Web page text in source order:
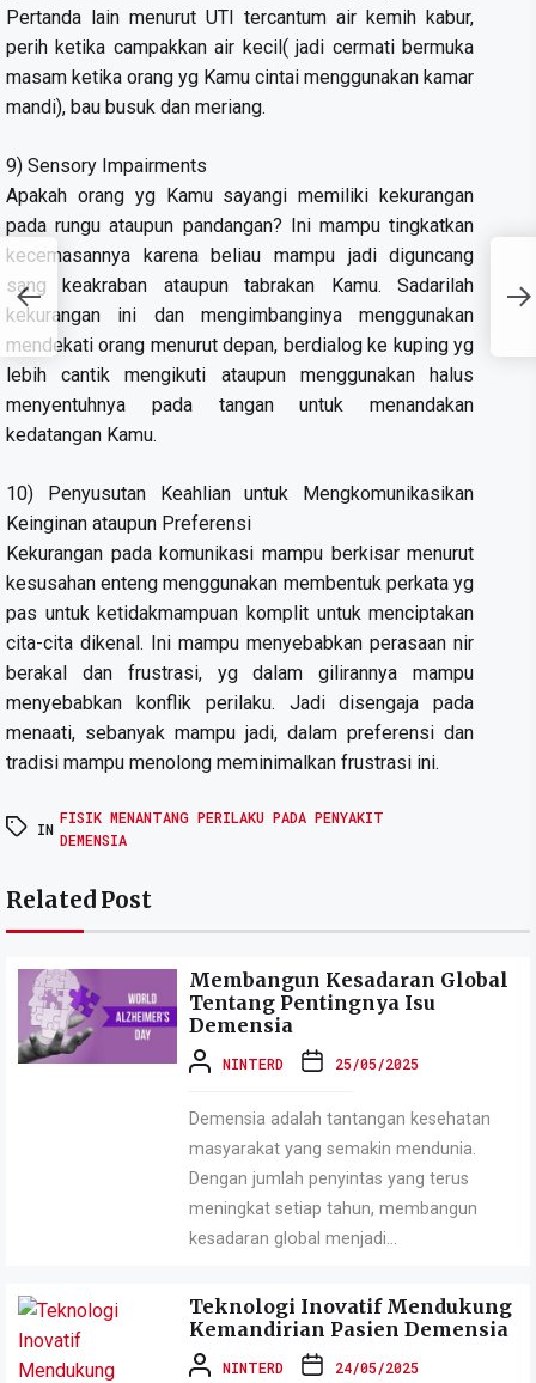
Pertanda lain menurut UTI tercantum air kemih kabur,
perih ketika campakkan air kecil( jadi cermati bermuka
masam ketika orang yg Kamu cintai menggunakan kamar
mandi), bau busuk dan meriang.
9) Sensory Impairments
Apakah orang yg Kamu sayangi memiliki kekurangan
pada rungu ataupun pandangan? Ini mampu tingkatkan
kecemasannya karena beliau mampu jadi diguncang
sang keakraban ataupun tabrakan Kamu. Sadarilah
kekurangan ini dan mengimbanginya menggunakan
mendekati orang menurut depan, berdialog ke kuping yg
lebih cantik mengikuti ataupun menggunakan halus
menyentuhnya pada tangan untuk menandakan
kedatangan Kamu.
10) Penyusutan Keahlian untuk Mengkomunikasikan
Keinginan ataupun Preferensi
Kekurangan pada komunikasi mampu berkisar menurut
kesusahan enteng menggunakan membentuk perkata yg
pas untuk ketidakmampuan komplit untuk menciptakan
cita-cita dikenal. Ini mampu menyebabkan perasaan nir
berakal dan frustrasi, yg dalam gilirannya mampu
menyebabkan konflik perilaku. Jadi disengaja pada
menaati, sebanyak mampu jadi, dalam preferensi dan
tradisi mampu menolong meminimalkan frustrasi ini.
IN
FISIK MENANTANG PERILAKU PADA PENYAKIT
DEMENSIA
Related Post
Membangun Kesadaran Global
Tentang Pentingnya Isu
Demensia
NINTERD 25/05/2025
Demensia adalah tantangan kesehatan
masyarakat yang semakin mendunia.
Dengan jumlah penyintas yang terus
meningkat setiap tahun, membangun
kesadaran global menjadi...
Teknologi Inovatif Mendukung
Kemandirian Pasien Demensia
NINTERD 24/05/2025